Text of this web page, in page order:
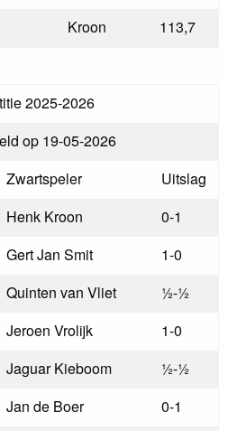
Kroon 113,7
2025-2026
op 19-05-2026
Zwartspeler
Uitslag
Henk Kroon
0-1
Gert Jan Smit
1-0
Quinten van Vliet
½-½
Jeroen Vrolijk
1-0
Jaguar Kieboom
½-½
Jan de Boer
0-1